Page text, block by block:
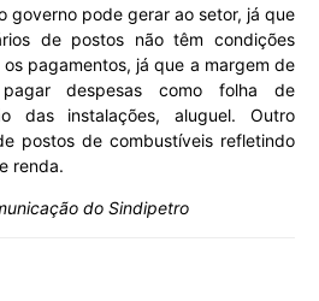
governo pode gerar ao setor, já que
de postos não têm condições
pagamentos, já que a margem de
despesas como folha de
das instalações, aluguel. Outro
postos de combustíveis refletindo
renda.
do Sindipetro